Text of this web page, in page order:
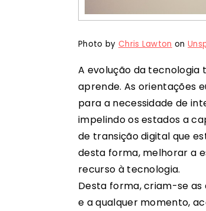
Photo by Chris Lawton on
A evolução da tecnologia
aprende. As orientações
para a necessidade de
impelindo os estados a
de transição digital que
desta forma, melhorar a
recurso à tecnologia.
Desta forma, criam-se as
e a qualquer momento,